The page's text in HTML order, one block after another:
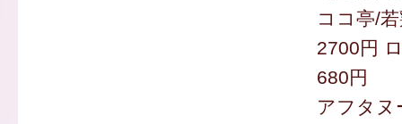
ココ亭/
2700円
680円
アフタヌ